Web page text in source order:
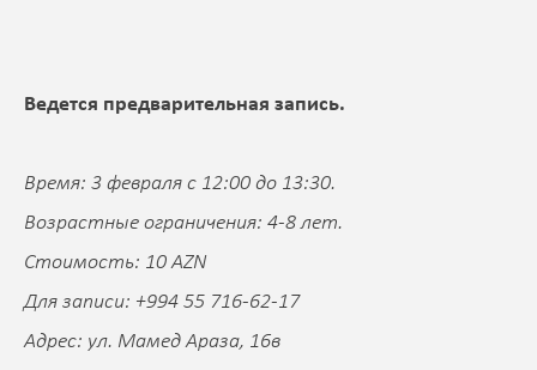
Ведется предварительная запись.
Время: 3 февраля с 12:00 до 13:30.
Возрастные ограничения: 4-8 лет.
Стоимость: 10 AZN
Для записи: +994 55 716-62-17
Адрес: ул. Мамед Араза, 16в